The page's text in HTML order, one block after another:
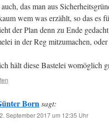
das man aus
wem was erzählt, so das es
der Plan denn zu Ende
in der Reg mitzumachen,
hält diese Bastelei womöglich
Born sagt:
September 2017 um 12:35 Uhr